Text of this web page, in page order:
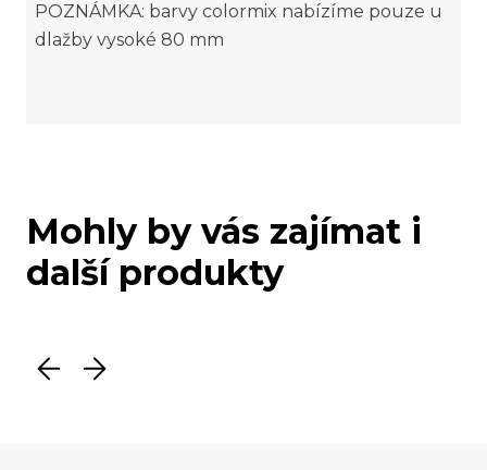
POZNÁMKA: barvy colormix nabízíme pouze u
dlažby vysoké 80 mm
Mohly by vás zajímat i
další produkty